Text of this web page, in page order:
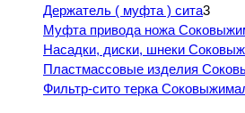
Держатель ( муфта ) сита3
Муфта привода ножа
Насадки, диски, шнеки
Пластмассовые изделия
Фильтр-сито терка